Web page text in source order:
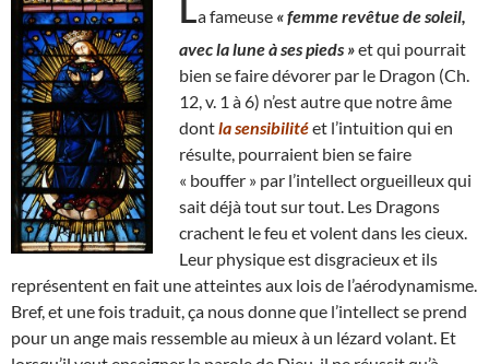
La fameuse « femme revêtue de soleil,
avec la lune à ses pieds »et qui pourrait
bien se faire dévorer par le Dragon (Ch.
12, v. 1 à 6) n’est autre que notre âme
dontla sensibilitéet l’intuition qui en
résulte, pourraient bien se faire
« bouffer » par l’intellect orgueilleux qui
sait déjà tout sur tout. Les Dragons
crachent le feu et volent dans les cieux.
Leur physique est disgracieux et ils
représentent en fait une atteintes aux lois de l’aérodynamisme.
Bref, et une fois traduit, ça nous donne que l’intellect se prend
pour un ange mais ressemble au mieux à un lézard volant. Et